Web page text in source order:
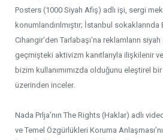
Posters (1000 Siyah Afiş) adlı işi, sergi
konumlandırılmıştır; İstanbul sokaklarında
Cihangir’den Tarlabaşı’na reklamların siyah
geçmişteki aktivizm kanıtlarıyla ilişkilenir
bizim kullanımımızda olduğunu eleştirel
üzerinden inceler.
Nada Prlja’nın The Rights (Haklar) adlı
ve Temel Özgürlükleri Koruma